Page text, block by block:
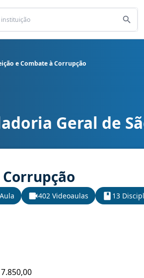
e Combate à Corrupção
Correição e Combate à Corrupção
Geral de
402 Videoaulas 13